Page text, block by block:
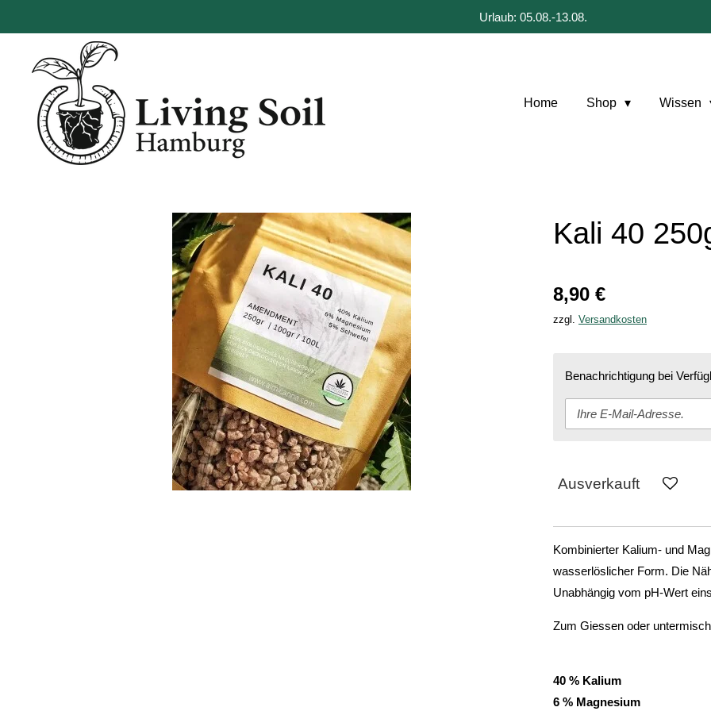
springen
Urlaub: 05.08.-13.08.
Home Shop Wissen
Kali 40
8,90 €
zzgl. Versandkosten
Benachrichtigung bei
Ausverkauft
Kombinierter Kalium- und
wasserlöslicher Form. Die
Unabhängig vom pH-Wert
Zum Giessen oder
40 % Kalium
6 % Magnesium